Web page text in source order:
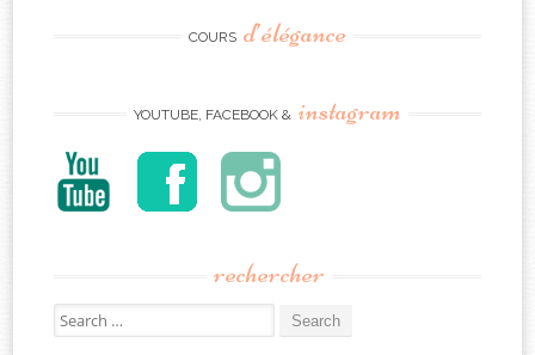
COURS d’élégance
YOUTUBE, FACEBOOK & instagram
rechercher
Search
for: